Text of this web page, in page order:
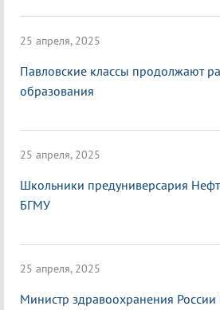
25 апреля, 2025
Павловские классы продолжают
образования
25 апреля, 2025
Школьники предуниверсария
БГМУ
25 апреля, 2025
Министр здравоохранения